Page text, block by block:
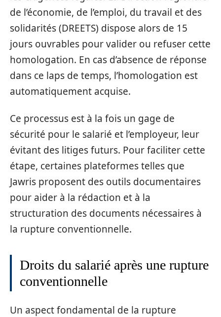
de l’économie, de l’emploi, du travail et des
solidarités (DREETS) dispose alors de 15
jours ouvrables pour valider ou refuser cette
homologation. En cas d’absence de réponse
dans ce laps de temps, l’homologation est
automatiquement acquise.
Ce processus est à la fois un gage de
sécurité pour le salarié et l’employeur, leur
évitant des litiges futurs. Pour faciliter cette
étape, certaines plateformes telles que
Jawris proposent des outils documentaires
pour aider à la rédaction et à la
structuration des documents nécessaires à
la rupture conventionnelle.
Droits du salarié après une rupture
conventionnelle
Un aspect fondamental de la rupture